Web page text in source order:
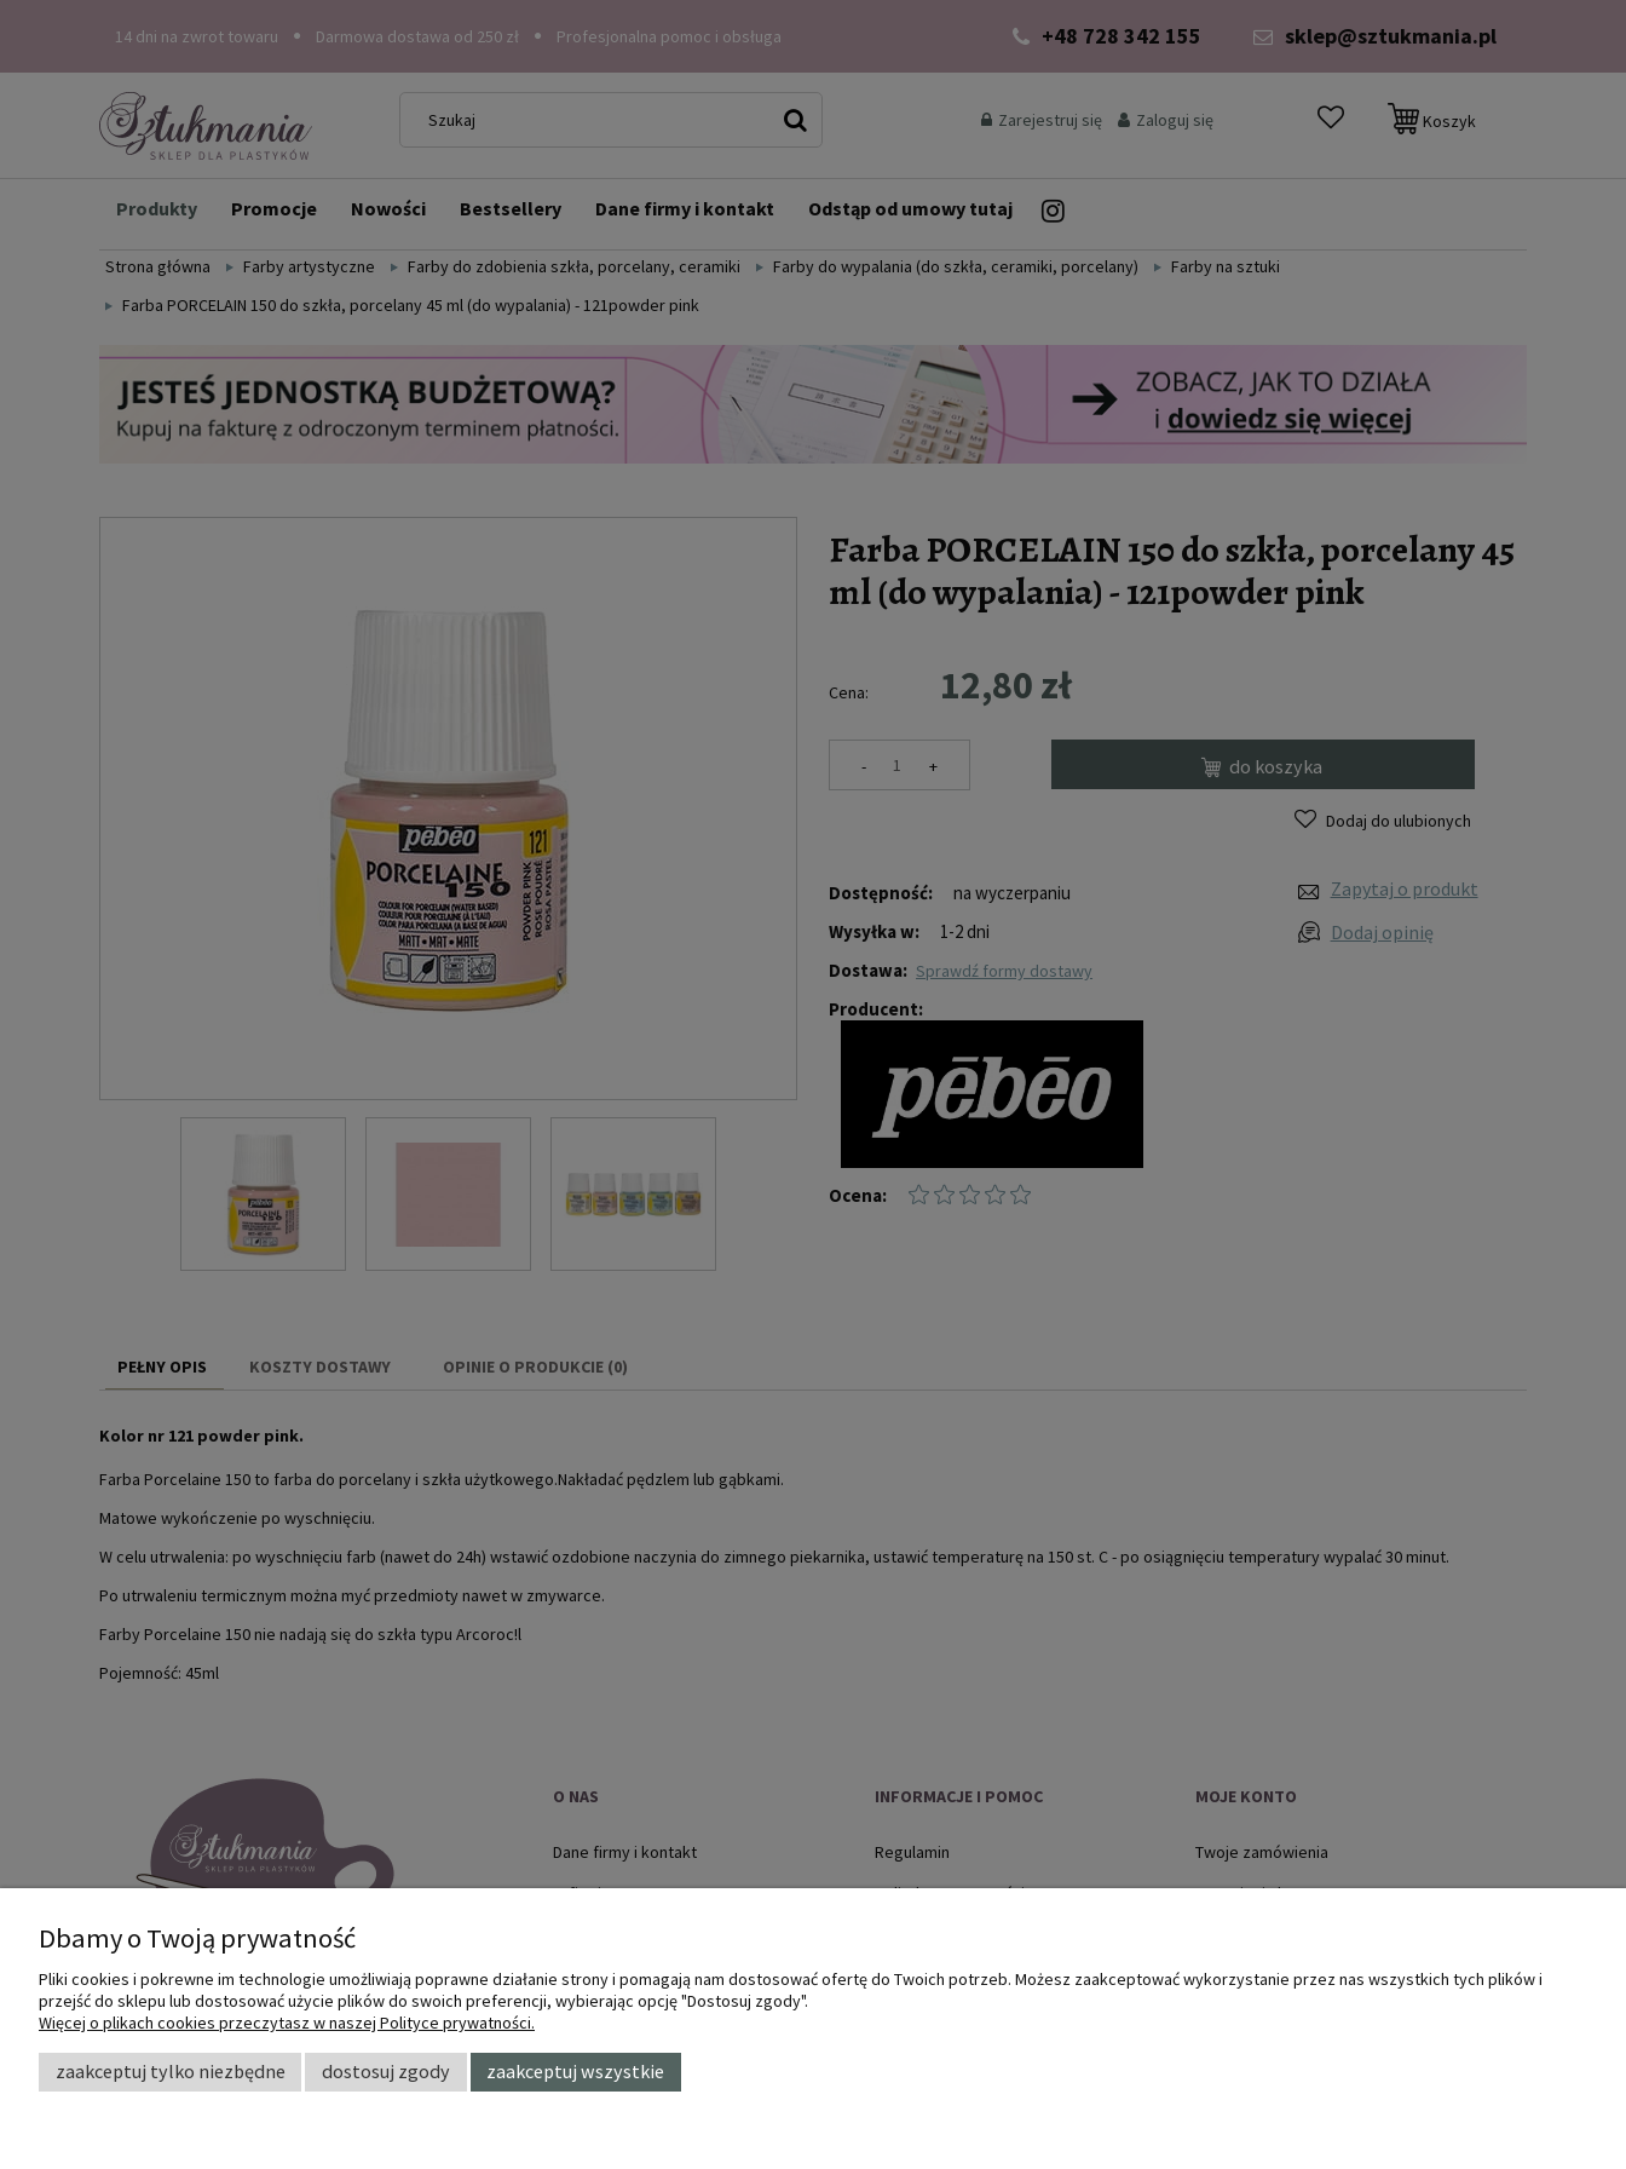
14 dni na zwrot towaru Darmowa dostawa od 250 zł Profesjonalna pomoc i obsługa +48 728 342 155 sklep@sztukmania.pl
Zarejestruj się Zaloguj się Koszyk
Produkty Promocje Nowości Bestsellery Dane firmy i kontakt Odstąp od umowy tutaj
Strona główna Farby artystyczne Farby do zdobienia szkła, porcelany, ceramiki Farby do wypalania (do szkła, ceramiki, porcelany)
Farby na sztuki
Farba PORCELAIN 150 do szkła, porcelany 45 ml (do wypalania) - 121powder pink
Farba PORCELAIN 150 do szkła, porcelany 45
ml (do wypalania) - 121powder pink
Dostępność:
na wyczerpaniu
Wysyłka w:
1-2 dni
Dostawa:
sprawdź formy dostawy
Producent:
Ocena:
Cena: 12,80 zł
- + do koszyka
Dodaj do ulubionych
Zapytaj o produkt
Dodaj opinię
PEŁNY OPIS KOSZTY DOSTAWY OPINIE O PRODUKCIE (0)
Kolor nr 121 powder pink.
Farba Porcelaine 150 to farba do porcelany i szkła użytkowego.Nakładać pędzlem lub gąbkami.
Matowe wykończenie po wyschnięciu.
W celu utrwalenia: po wyschnięciu farb (nawet do 24h) wstawić ozdobione naczynia do zimnego piekarnika, ustawić temperaturę na 150 st. C - po osiągnięciu temperatury wypalać 30 minut.
Po utrwaleniu termicznym można myć przedmioty nawet w zmywarce.
Farby Porcelaine 150 nie nadają się do szkła typu Arcoroc!l
Pojemność: 45ml
Internetowy sklep dla plastyków
małych i dużych artystów.
O NAS
Dane firmy i kontakt
O firmie
INFORMACJE I POMOC
Regulamin
Polityka prywatności
Płatności i dostawa
MOJE KONTO
Twoje zamówienia
Ustawienia konta
Dbamy o Twoją prywatność
Pliki cookies i pokrewne im technologie umożliwiają poprawne działanie strony i pomagają nam dostosować ofertę do Twoich potrzeb. Możesz zaakceptować wykorzystanie przez nas wszystkich tych plików i
przejść do sklepu lub dostosować użycie plików do swoich preferencji, wybierając opcję "Dostosuj zgody".
Więcej o plikach cookies przeczytasz w naszej Polityce prywatności.
zaakceptuj tylko niezbędne dostosuj zgody zaakceptuj wszystkie